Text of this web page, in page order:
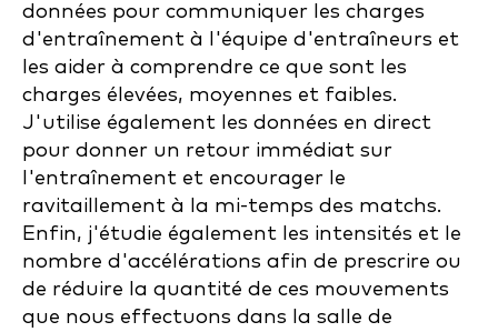
données pour communiquer les charges
d'entraînement à l'équipe d'entraîneurs et
les aider à comprendre ce que sont les
charges élevées, moyennes et faibles.
J'utilise également les données en direct
pour donner un retour immédiat sur
l'entraînement et encourager le
ravitaillement à la mi-temps des matchs.
Enfin, j'étudie également les intensités et le
nombre d'accélérations afin de prescrire ou
de réduire la quantité de ces mouvements
que nous effectuons dans la salle de